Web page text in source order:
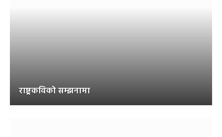
राष्ट्रकविको सम्झनामा